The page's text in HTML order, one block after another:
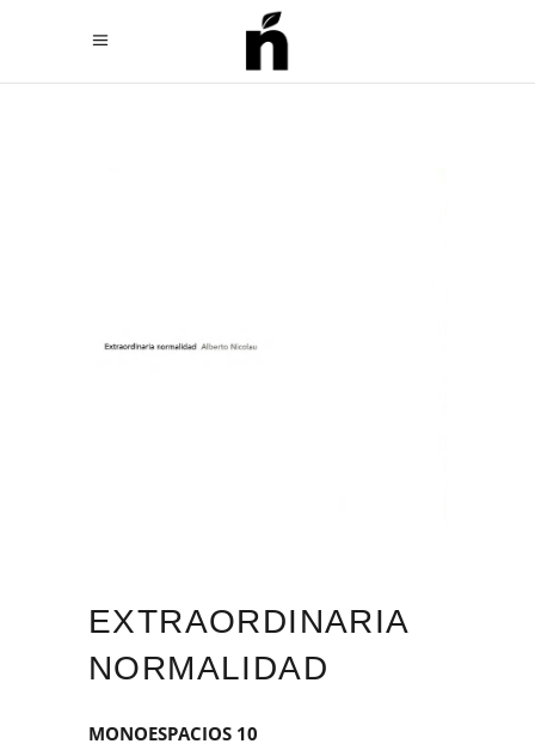
EXTRAORDINARIA
NORMALIDAD
MONOESPACIOS 10